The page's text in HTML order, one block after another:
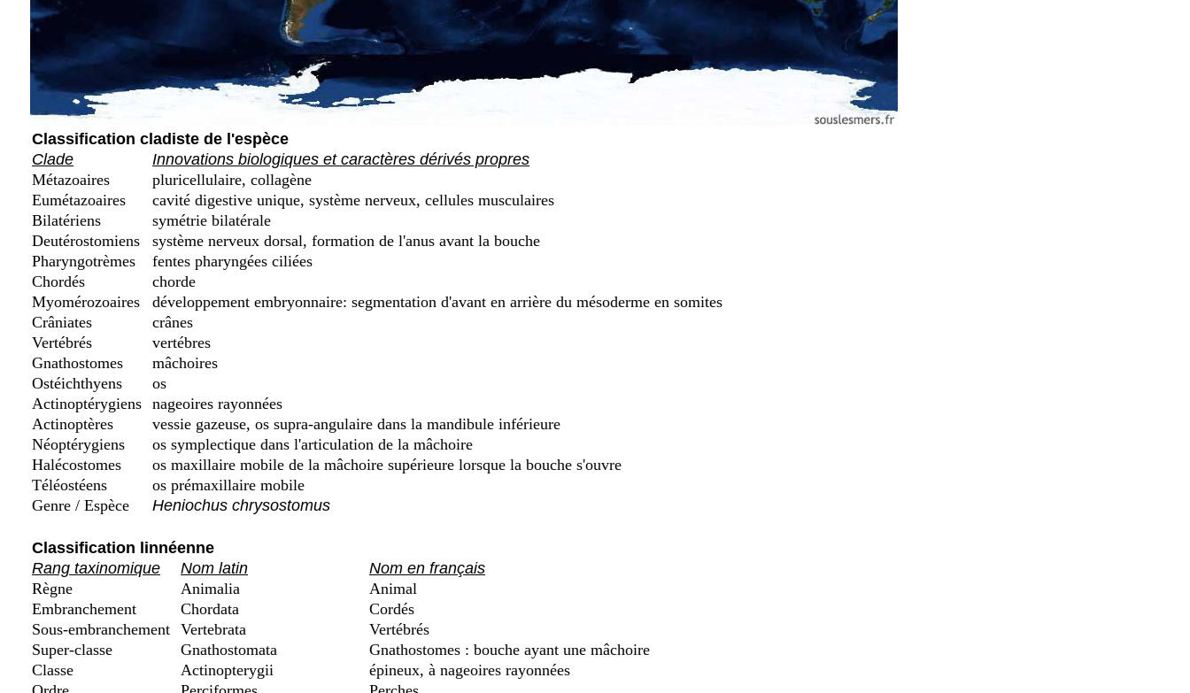
Classification cladiste de l'espèce
Clade
Innovations biologiques et caractères dérivés propres
Métazoaires
pluricellulaire, collagène
Eumétazoaires
cavité digestive unique, système nerveux, cellules musculaires
Bilatériens
symétrie bilatérale
Deutérostomiens
système nerveux dorsal, formation de l'anus avant la bouche
Pharyngotrèmes
fentes pharyngées ciliées
Chordés
chorde
Myomérozoaires
développement embryonnaire: segmentation d'avant en arrière du mésoderme en somites
Crâniates
crânes
Vertébrés
vertébres
Gnathostomes
mâchoires
Ostéichthyens
os
Actinoptérygiens nageoires rayonnées
Actinoptères
vessie gazeuse, os supra-angulaire dans la mandibule inférieure
Néoptérygiens
os symplectique dans l'articulation de la mâchoire
Halécostomes
os maxillaire mobile de la mâchoire supérieure lorsque la bouche s'ouvre
Téléostéens
os prémaxillaire mobile
Genre / Espèce
Heniochus chrysostomus
Classification linnéenne
Rang taxinomique
Nom latin
Nom en français
Règne
Animalia
Animal
Embranchement
Chordata
Cordés
Sous-embranchement Vertebrata
Vertébrés
Super-classe
Gnathostomata
Gnathostomes : bouche ayant une mâchoire
Classe
Actinopterygii
épineux, à nageoires rayonnées